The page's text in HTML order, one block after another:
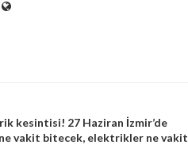
kesintisi! 27 Haziran İzmir’de
vakit bitecek, elektrikler ne vakit